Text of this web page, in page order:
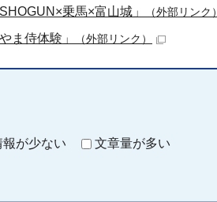
乗馬×富山城」 （外部リンク）
ま侍体験」 （外部リンク）
報が少ない 文章量が多い